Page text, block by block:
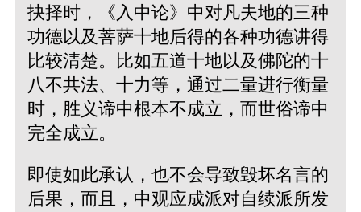
抉择时，《入中论》中对凡夫地的三种
功德以及菩萨十地后得的各种功德讲得
比较清楚。比如五道十地以及佛陀的十
八不共法、十力等，通过二量进行衡量
时，胜义谛中根本不成立，而世俗谛中
完全成立。
即使如此承认，也不会导致毁坏名言的
后果，而且，中观应成派对自续派所发